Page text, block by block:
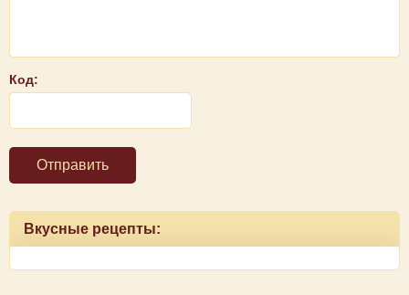
Код:
Отправить
Вкусные рецепты: